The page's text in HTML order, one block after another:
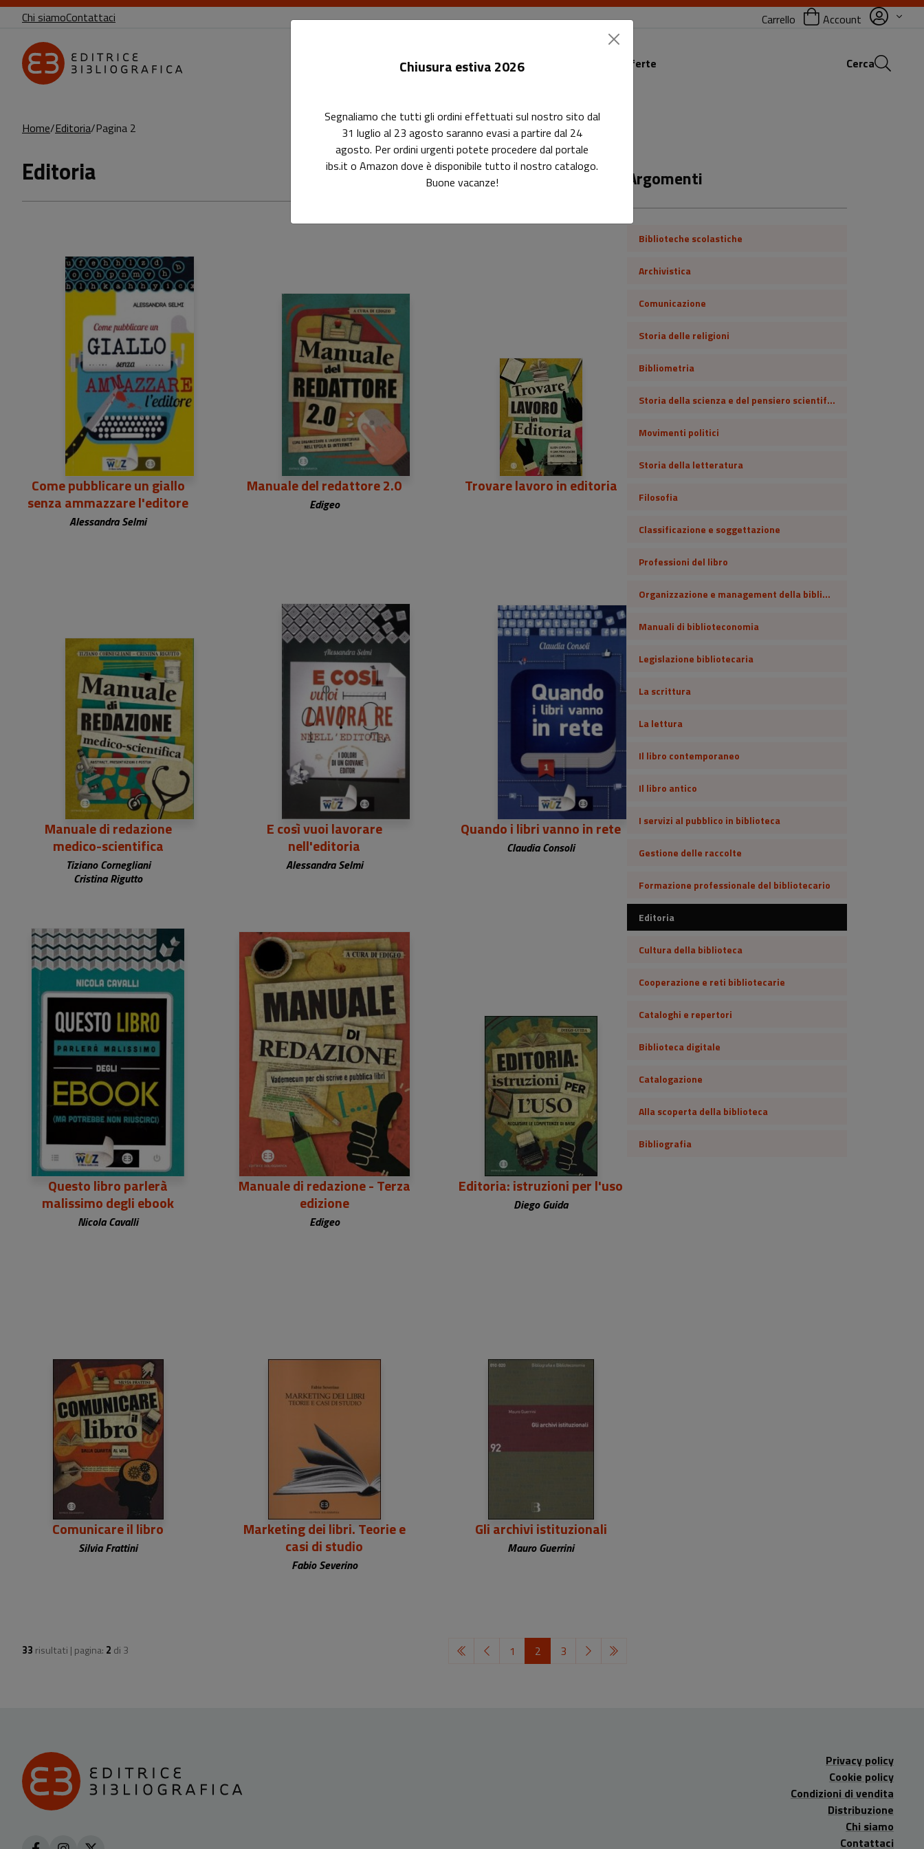
Chi siamoContattaci Carrello Account
Le riviste I corsi Le offerte Cerca
Home Editoria Pagina 2
Editoria
Come pubblicare un giallo
senza ammazzare l'editore
Alessandra Selmi
23,50 €
Manuale del redattore 2.0
Edigeo
23,50 €
Trovare lavoro in editoria
23,50 €
Manuale di redazione
medico-scientifica
Tiziano Cornegliani
Cristina Rigutto
E così vuoi lavorare
nell'editoria
Alessandra Selmi
Quando i libri vanno in rete
Claudia Consoli
Questo libro parlerà
malissimo degli ebook
Nicola Cavalli
23,50 €
Manuale di redazione - Terza
edizione
Edigeo
23,50 €
Editoria: istruzioni per l'uso
Diego Guida
23,50 €
Comunicare il libro
Silvia Frattini
Marketing dei libri. Teorie e
casi di studio
Fabio Severino
20,00 €
Gli archivi istituzionali
Mauro Guerrini
33 risultati | pagina: 2 di 3 1 2 3
Argomenti
Biblioteche scolastiche
Archivistica
Comunicazione
Storia delle religioni
Bibliometria
Storia della scienza e del pensiero scientifico
Movimenti politici
Storia della letteratura
Filosofia
Classificazione e soggettazione
Professioni del libro
Organizzazione e management della biblioteca
Manuali di biblioteconomia
Legislazione bibliotecaria
La scrittura
La lettura
Il libro contemporaneo
Il libro antico
I servizi al pubblico in biblioteca
Gestione delle raccolte
Formazione professionale del bibliotecario
Editoria
Cultura della biblioteca
Cooperazione e reti bibliotecarie
Cataloghi e repertori
Biblioteca digitale
Catalogazione
Alla scoperta della biblioteca
Bibliografia
Privacy policy
Cookie policy
Condizioni di vendita
Distribuzione
Chi siamo
Contattaci
Chiusura estiva 2026
Segnaliamo che tutti gli ordini effettuati sul nostro sito dal
31 luglio al 23 agosto saranno evasi a partire dal 24
agosto. Per ordini urgenti potete procedere dal portale
ibs.it o Amazon dove è disponibile tutto il nostro catalogo.
Buone vacanze!